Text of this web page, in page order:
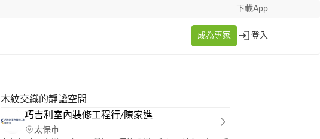
下載App
成為專家 登入
木紋交織的靜謐空間
巧吉利室內裝修工程行/陳家進
太保市